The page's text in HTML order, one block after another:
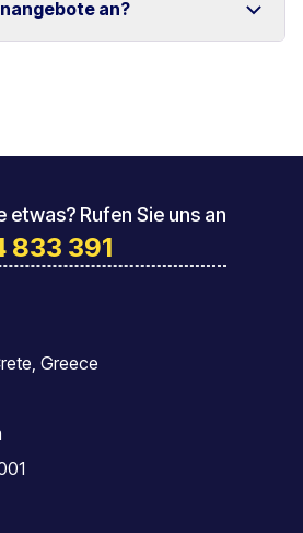
der gleichen Tankfüllung
an?
etwas? Rufen Sie uns an
833 391
Greece